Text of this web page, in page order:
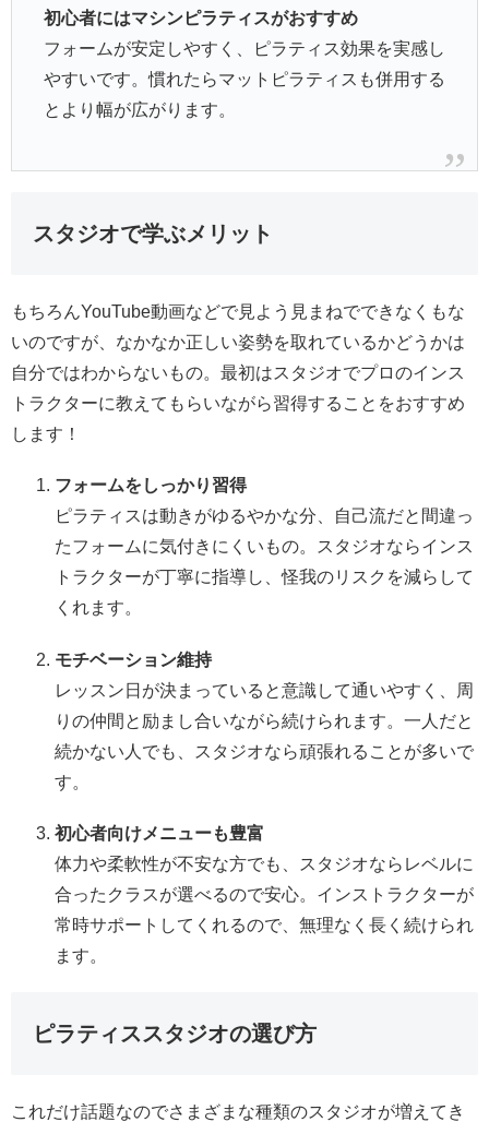
初心者にはマシンピラティスがおすすめ
フォームが安定しやすく、ピラティス効果を実感し
やすいです。慣れたらマットピラティスも併用する
とより幅が広がります。
スタジオで学ぶメリット
もちろんYouTube動画などで見よう見まねでできなくもな
いのですが、なかなか正しい姿勢を取れているかどうかは
自分ではわからないもの。最初はスタジオでプロのインス
トラクターに教えてもらいながら習得することをおすすめ
します！
フォームをしっかり習得
ピラティスは動きがゆるやかな分、自己流だと間違っ
たフォームに気付きにくいもの。スタジオならインス
トラクターが丁寧に指導し、怪我のリスクを減らして
くれます。
モチベーション維持
レッスン日が決まっていると意識して通いやすく、周
りの仲間と励まし合いながら続けられます。一人だと
続かない人でも、スタジオなら頑張れることが多いで
す。
初心者向けメニューも豊富
体力や柔軟性が不安な方でも、スタジオならレベルに
合ったクラスが選べるので安心。インストラクターが
常時サポートしてくれるので、無理なく長く続けられ
ます。
ピラティススタジオの選び方
これだけ話題なのでさまざまな種類のスタジオが増えてき